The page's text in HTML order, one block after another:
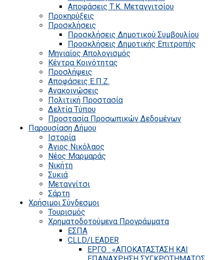
Αποφάσεις Τ.Κ. Μεταγγιτσίου
Προκηρύξεις
Προσκλήσεις
Προσκλήσεις Δημοτικού Συμβουλίου
Προσκλήσεις Δημοτικής Επιτροπής
Μηνιαίος Απολογισμός
Κέντρα Κοινότητας
Προσλήψεις
Αποφάσεις Ε.Π.Ζ.
Ανακοινώσεις
Πολιτική Προστασία
Δελτία Τύπου
Προστασία Προσωπικών Δεδομένων
Παρουσίαση Δήμου
Ιστορία
Άγιος Νικόλαος
Νέος Μαρμαράς
Νικήτη
Συκιά
Μεταγγίτσι
Σάρτη
Χρήσιμοι Σύνδεσμοι
Τουρισμός
Χρηματοδοτούμενα Προγράμματα
ΕΣΠΑ
CLLD/LEADER
ΕΡΓΟ : «ΑΠΟΚΑΤΑΣΤΑΣΗ ΚΑΙ